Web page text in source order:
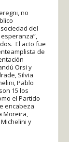
no
del
El acto fue
de
Orsi y
Silvia
Pablo
15 los
el Partido
encabeza
Moreira,
y